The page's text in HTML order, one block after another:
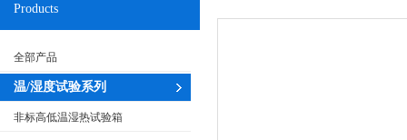
Products
全部产品
温/湿度试验系列
非标高低温湿热试验箱